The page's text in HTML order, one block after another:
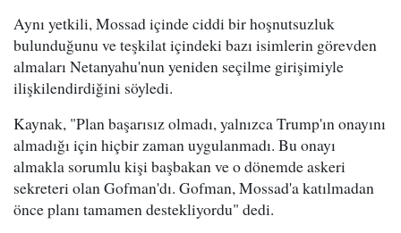
Aynı yetkili, Mossad içinde ciddi bir hoşnutsuzluk
bulunduğunu ve teşkilat içindeki bazı isimlerin görevden
almaları Netanyahu'nun yeniden seçilme girişimiyle
ilişkilendirdiğini söyledi.
Kaynak, "Plan başarısız olmadı, yalnızca Trump'ın onayını
almadığı için hiçbir zaman uygulanmadı. Bu onayı
almakla sorumlu kişi başbakan ve o dönemde askeri
sekreteri olan Gofman'dı. Gofman, Mossad'a katılmadan
önce planı tamamen destekliyordu" dedi.